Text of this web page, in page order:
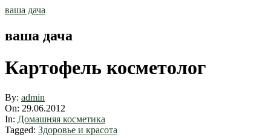
Skip
ваша дача
ваша дача
Картофель косметолог
By: admin
On: 29.06.2012
In: Домашняя косметика
Tagged: Здоровье и красота